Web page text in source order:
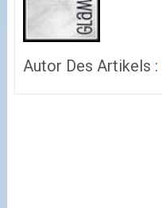
Autor Des Artikels :